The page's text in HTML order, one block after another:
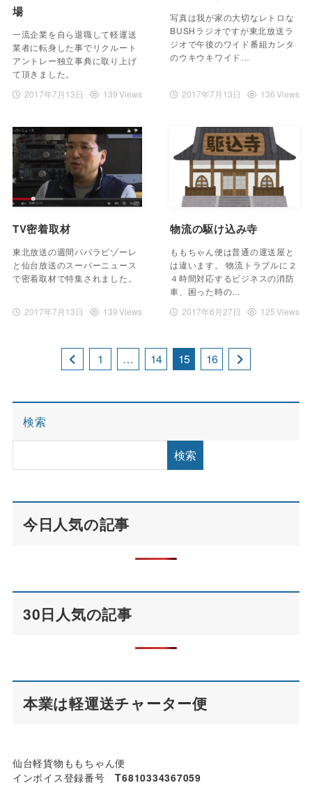
場
一流企業を自ら退職して軽運送
業者に転身した事でリクルート
アントレー独立事典に取り上げ
て頂きました。
2017年7月13日
139 Views
写真は我が家の大切なレトロな
BUSHラジオですが東北放送ラ
ジオで午後のワイド番組カンタ
のウキウキワイド…
2017年7月13日 136 Views
TV密着取材
東北放送の週間パパラビゾーレ
と仙台放送のスーパーニュース
で密着取材で特集されました。
2017年7月13日 139 Views
物流の駆け込み寺
ももちゃん便は普通の運送屋と
は違います。 物流トラブルに２
４時間対応するビジネスの消防
車、困った時の…
2017年6月27日
125 Views
1 … 14 15 16
検索
検索
今日人気の記事
30日人気の記事
本業は軽運送チャーター便
仙台軽貨物ももちゃん便
インボイス登録番号T6810334367059